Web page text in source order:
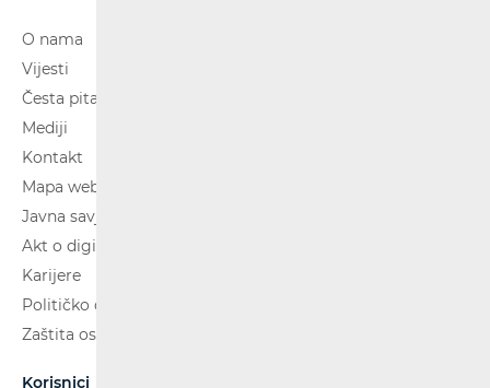
O nama
Vijesti
Česta pitanja
Mediji
Kontakt
Mapa weba
Javna savjetovanja
Akt o digitalnim uslugama
Karijere
Političko oglašavanje
Zaštita osobnih podataka
Korisnici